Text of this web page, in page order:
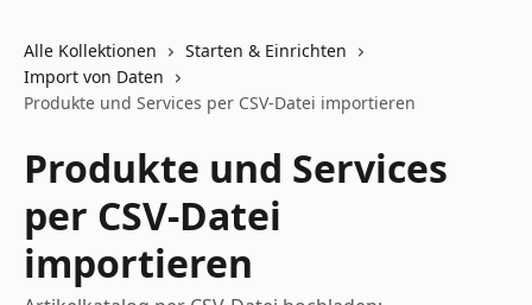
Alle Kollektionen
Starten & Einrichten
Import von Daten
Produkte und Services per CSV-Datei importieren
Produkte und Services
per CSV-Datei
importieren